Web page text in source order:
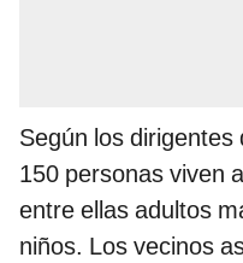
Según los
150 personas viven
entre ellas adultos
niños. Los vecinos